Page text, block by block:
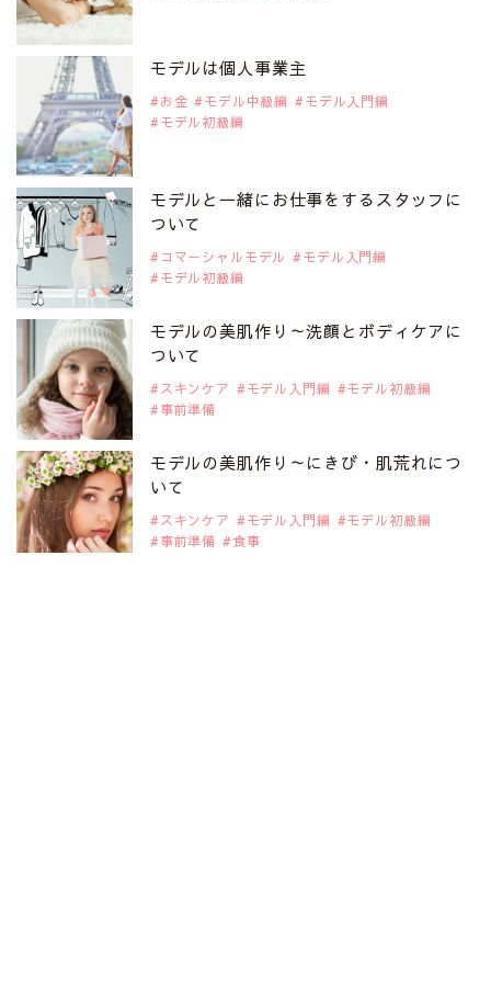
2019年9月29日
是非ご覧ください。
注目モデル 中条あやみさん
2019年9月29日
注目モデルを1名追加いたしました。
是非ご覧ください。
注目モデル 水原佑果さん
2019年9月29日
注目モデルを1名追加いたしました。
是非ご覧ください。
注目モデル CHIHARUさん
2019年9月29日
注目モデルを1名追加いたしました。
是非ご覧ください。
注目モデル 藤井サチさん
2019年9月29日
モデルは個人事業主
お金 モデル中級編
モデル入門編
モデル初級編
モデルと一緒にお仕事をするスタッフに
ついて
コマーシャルモデル
モデル入門編
モデル初級編
モデルの美肌作り～洗顔とボディケアに
ついて
スキンケア モデル入門編
モデル初級編
事前準備
モデルの美肌作り～にきび・肌荒れにつ
いて
スキンケア モデル入門編
モデル初級編
事前準備
食事